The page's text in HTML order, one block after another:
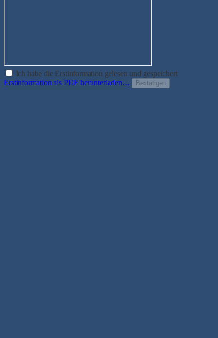
Ich habe die Erstinformation gelesen und gespeichert
Erstinformation als PDF herunterladen…
Bestätigen